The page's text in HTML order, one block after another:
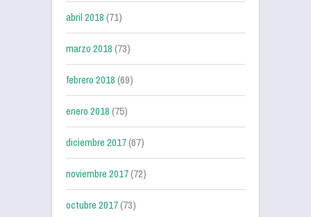
abril 2018(71)
marzo 2018(73)
febrero 2018(69)
enero 2018(75)
diciembre 2017(67)
noviembre 2017(72)
octubre 2017(73)